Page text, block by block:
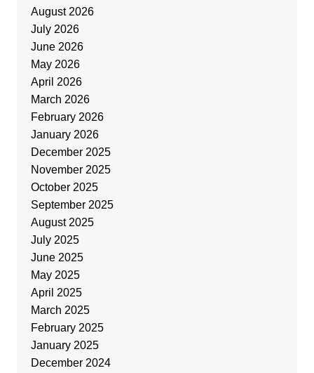
August 2026
July 2026
June 2026
May 2026
April 2026
March 2026
February 2026
January 2026
December 2025
November 2025
October 2025
September 2025
August 2025
July 2025
June 2025
May 2025
April 2025
March 2025
February 2025
January 2025
December 2024